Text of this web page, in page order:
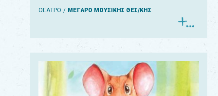
ΘΕΑΤΡΟ ΜΕΓΑΡΟ ΜΟΥΣΙΚΗΣ ΘΕΣ/ΚΗΣ